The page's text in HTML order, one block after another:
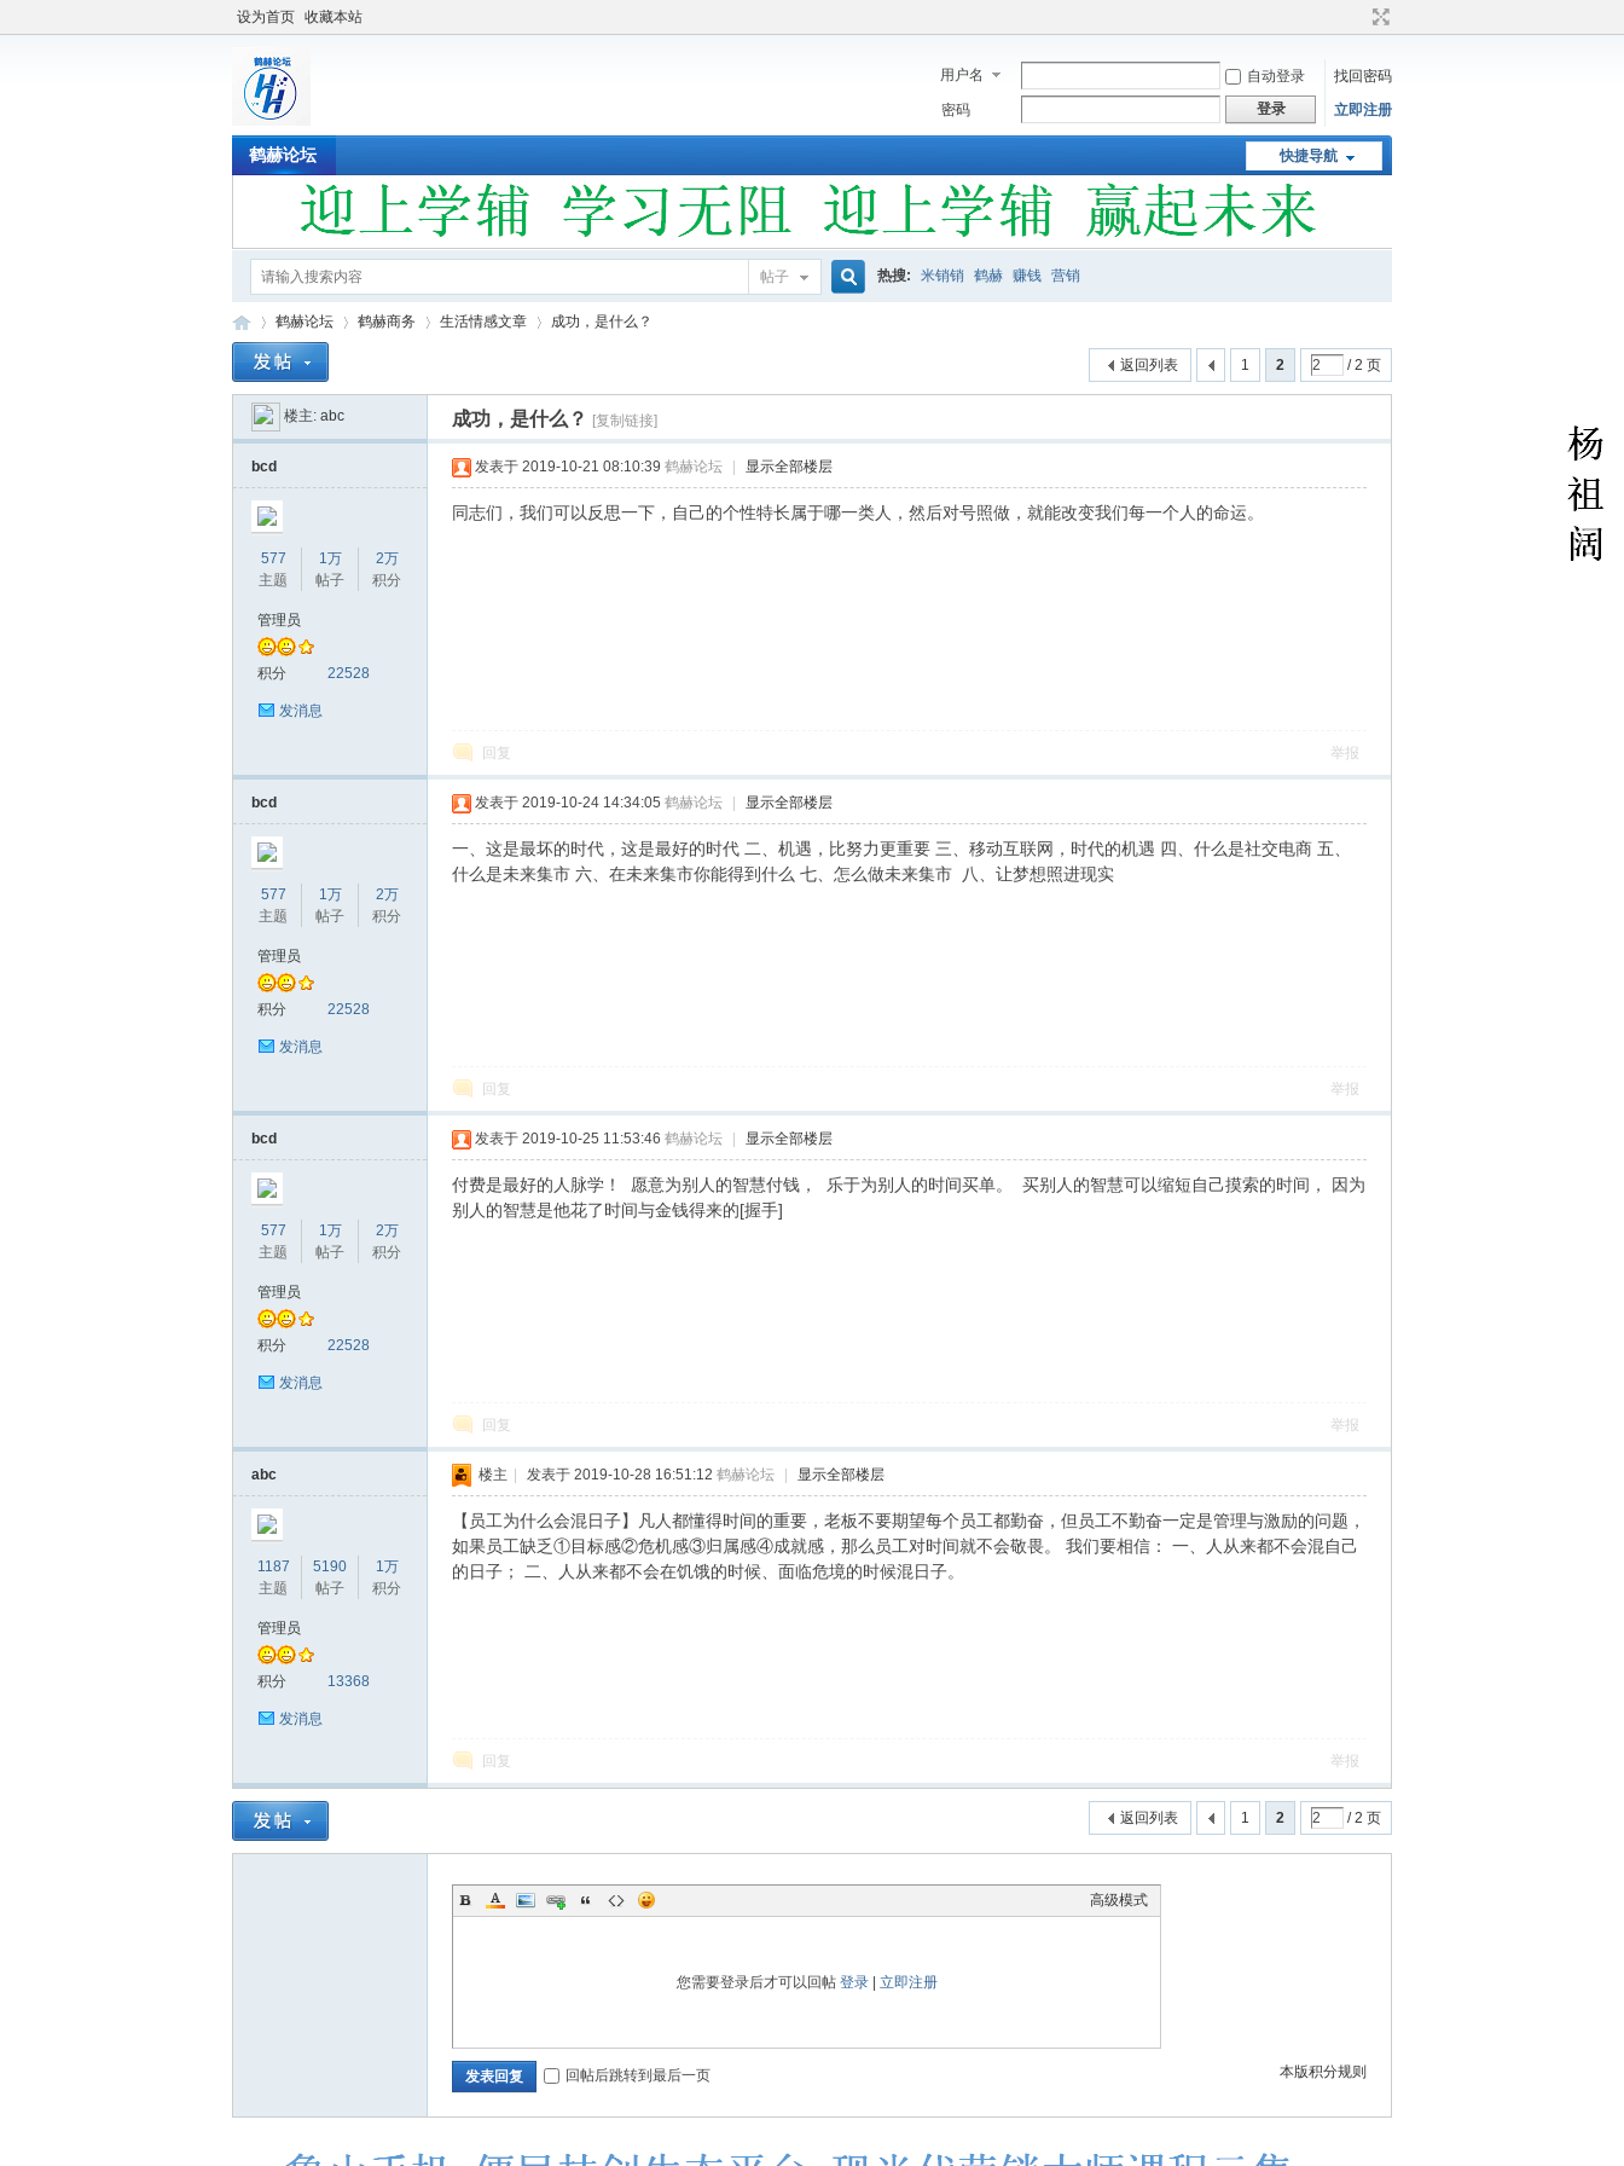
设为首页 收藏本站
用户名 自动登录
找回密码
密码
登录 立即注册
快捷导航
鹤赫论坛
帖子 热搜: 米销销 鹤赫 赚钱 营销
»
鹤赫论坛
›
鹤赫商务 生活情感文章
›
成功，是什么？
1 2 / 2 页
返回列表
楼主: abc 成功，是什么？ [复制链接]
bcd
577
主题
1万
帖子
2万
积分
管理员
积分 22528
发消息
发表于 2019-10-21 08:10:39 鹤赫论坛 显示全部楼层
同志们，我们可以反思一下，自己的个性特长属于哪一类人，然后对号照做，就能改变我们每一个人的命运。
回复 举报
bcd
577
主题
1万
帖子
2万
积分
管理员
积分 22528
发消息
发表于 2019-10-24 14:34:05 鹤赫论坛 显示全部楼层
一、这是最坏的时代，这是最好的时代 二、机遇，比努力更重要 三、移动互联网，时代的机遇 四、什么是社交电商 五、
什么是未来集市 六、在未来集市你能得到什么 七、怎么做未来集市 八、让梦想照进现实
回复 举报
bcd
577
主题
1万
帖子
2万
积分
管理员
积分 22528
发消息
发表于 2019-10-25 11:53:46 鹤赫论坛 显示全部楼层
付费是最好的人脉学！ 愿意为别人的智慧付钱， 乐于为别人的时间买单。 买别人的智慧可以缩短自己摸索的时间， 因为
别人的智慧是他花了时间与金钱得来的[握手]
回复 举报
abc
1187
主题
5190
帖子
1万
积分
管理员
积分 13368
发消息
楼主 发表于 2019-10-28 16:51:12 鹤赫论坛 显示全部楼层
【员工为什么会混日子】凡人都懂得时间的重要，老板不要期望每个员工都勤奋，但员工不勤奋一定是管理与激励的问题，
如果员工缺乏①目标感②危机感③归属感④成就感，那么员工对时间就不会敬畏。 我们要相信： 一、人从来都不会混自己
的日子； 二、人从来都不会在饥饿的时候、面临危境的时候混日子。
回复 举报
1 2 / 2 页
返回列表
高级模式
您需要登录后才可以回帖 登录| 立即注册
本版积分规则
发表回复 回帖后跳转到最后一页